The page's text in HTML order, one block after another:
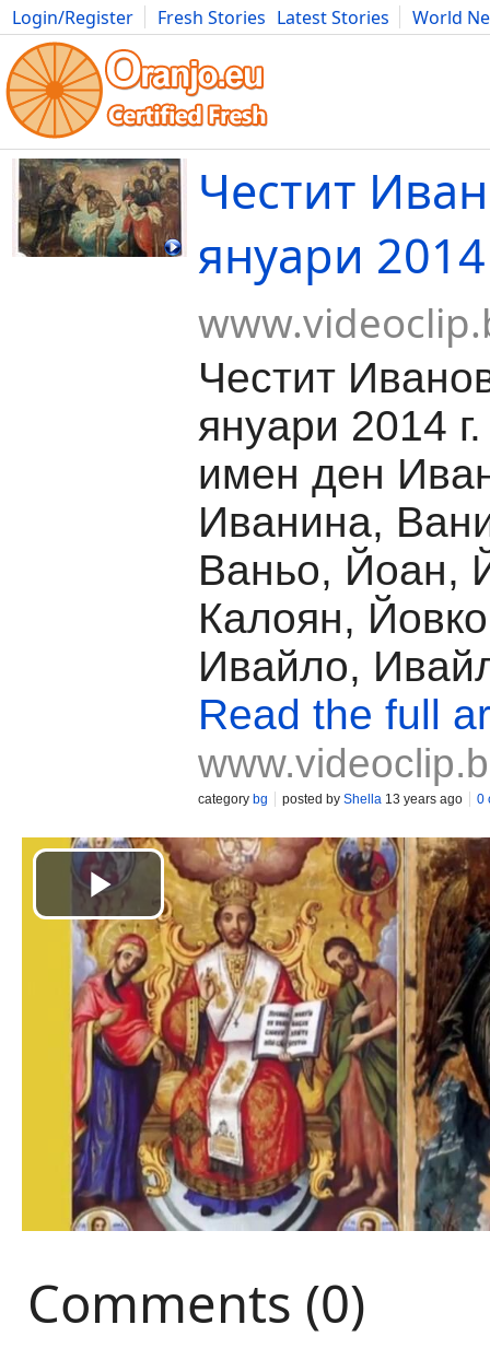
Login/Register Fresh Stories Latest Stories
World
Movies Anime Music Art Cars Advice Science
Честит
януари
Честит
януари 2014
имен ден
Иванина,
Ваньо, Йоан,
Калоян,
Ивайло,
Read the full
category bg posted by Shella 13 years ago 0
Comments (0)